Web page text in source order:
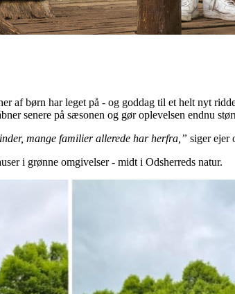
af børn har leget på - og goddag til et helt nyt
senere på sæsonen og gør oplevelsen endnu
mange familier allerede har herfra,” siger ejer
i grønne omgivelser - midt i Odsherreds natur.